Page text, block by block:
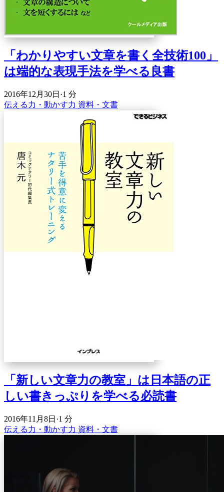
「わかりやすい文章を書く全技術100」
は端的な表現手法を学べる良書
2016年12月30日 ·1 分
伝える力・動かす力 資料・文書
「新しい文章力の教室」は日本語の正
しい書きっぷりを学べる必読書
2016年11月8日 ·1 分
伝える力・動かす力 資料・文書